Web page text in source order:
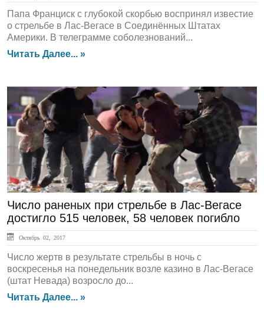
Папа Франциск с глубокой скорбью воспринял известие
о стрельбе в Лас-Вегасе в Соединённых Штатах
Америки. В телеграмме соболезнований...
Читать Далее... »
ЛЕНТА НОВОСТЕЙ
Число раненых при стрельбе в Лас-Вегасе
достигло 515 человек, 58 человек погибло
Октябрь 02, 2017
Число жертв в результате стрельбы в ночь с
воскресенья на понедельник возле казино в Лас-Вегасе
(штат Невада) возросло до...
Читать Далее... »